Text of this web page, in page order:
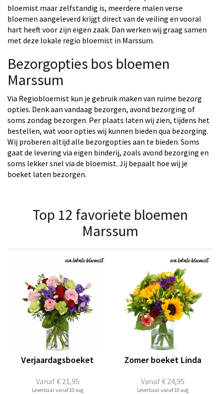
bloemist maar zelfstandig is, meerdere malen verse
bloemen aangeleverd krijgt direct van de veiling en vooral
hart heeft voor zijn eigen zaak. Dan werken wij graag samen
met deze lokale regio bloemist in Marssum.
Bezorgopties bos bloemen
Marssum
Via Regiobloemist kun je gebruik maken van ruime bezorg
opties. Denk aan vandaag bezorgen, avond bezorging of
soms zondag bezorgen. Per plaats laten wij zien, tijdens het
bestellen, wat voor opties wij kunnen bieden qua bezorging.
Wij proberen altijd alle bezorgopties aan te bieden. Soms
gaat de levering via eigen binderij, zoals avond bezorging en
soms lekker snel via de bloemist. Jij bepaalt hoe wij je
boeket laten bezorgen.
Top 12 favoriete bloemen
Marssum
Vanaf€ 21,95
Verjaardagsboeket
Leverbaar vanaf 10 aug
Vanaf€ 24,95
Zomer boeket Linda
Leverbaar vanaf 10 aug